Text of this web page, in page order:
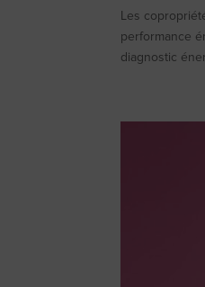
Les
performance
diagnostic